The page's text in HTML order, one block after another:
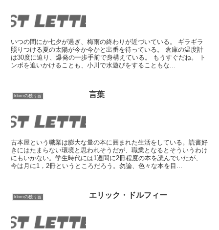
いつの間にか七夕が過ぎ、梅雨の終わりが近づいている。 ギラギラ
照りつける夏の太陽が今か今かと出番を待っている。 倉庫の温度計
は30度に迫り、爆発の一歩手前で身構えている。 もうすぐだね。 ト
ンボを追いかけることも、小川で水遊びをすることもな...
klomの独り言 言葉
古本屋という職業は膨大な量の本に囲まれた生活をしている。読書好
きにはたまらない環境と思われそうだが、職業となるとそういうわけ
にもいかない。学生時代には1週間に2冊程度の本を読んでいたが、
今は月に1，2冊というところだろう。勿論、色々な本を目...
klomの独り言 エリック・ドルフィー